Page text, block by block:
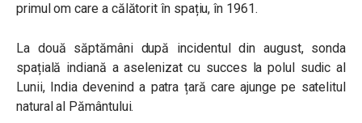
primul om care a călătorit în spațiu, în 1961.
La două săptămâni după incidentul din august, sonda
spațială indiană a aselenizat cu succes la polul sudic al
Lunii, India devenind a patra țară care ajunge pe satelitul
natural al Pământului.